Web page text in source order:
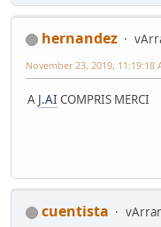
hernandez
November 23, 2019, 11:19:18
A J.AI COMPRIS MERCI
cuentista